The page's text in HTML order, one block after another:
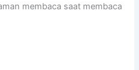
membaca saat membaca